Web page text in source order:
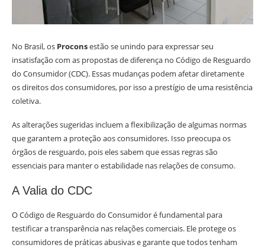
No Brasil, os Proconsestão se unindo para expressar seu
insatisfação com as propostas de diferença no Código de Resguardo
do Consumidor (CDC). Essas mudanças podem afetar diretamente
os direitos dos consumidores, por isso a prestígio de uma resistência
coletiva.
As alterações sugeridas incluem a flexibilização de algumas normas
que garantem a proteção aos consumidores. Isso preocupa os
órgãos de resguardo, pois eles sabem que essas regras são
essenciais para manter o estabilidade nas relações de consumo.
A Valia do CDC
O Código de Resguardo do Consumidor é fundamental para
testificar a transparência nas relações comerciais. Ele protege os
consumidores de práticas abusivas e garante que todos tenham